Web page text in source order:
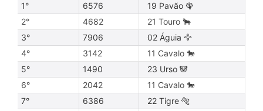
1° 6576
19 Pavão 🦚
2°
4682
21 Touro 🐂
3°
7906
02 Águia 🦅
4°
3142
11 Cavalo 🐎
5°
1490
23 Urso 🐼
6°
2042
11 Cavalo 🐎
7°
6386
22 Tigre 🐅